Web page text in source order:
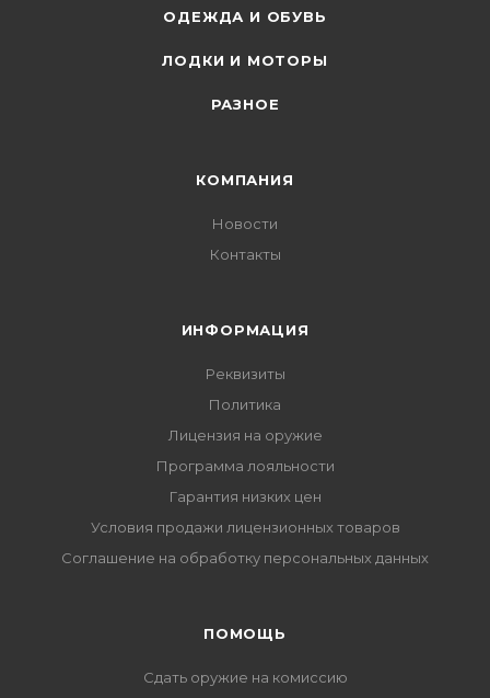
ОДЕЖДА И ОБУВЬ
ЛОДКИ И МОТОРЫ
РАЗНОЕ
КОМПАНИЯ
Новости
Контакты
ИНФОРМАЦИЯ
Реквизиты
Политика
Лицензия на оружие
Программа лояльности
Гарантия низких цен
Условия продажи лицензионных товаров
Соглашение на обработку персональных данных
ПОМОЩЬ
Сдать оружие на комиссию